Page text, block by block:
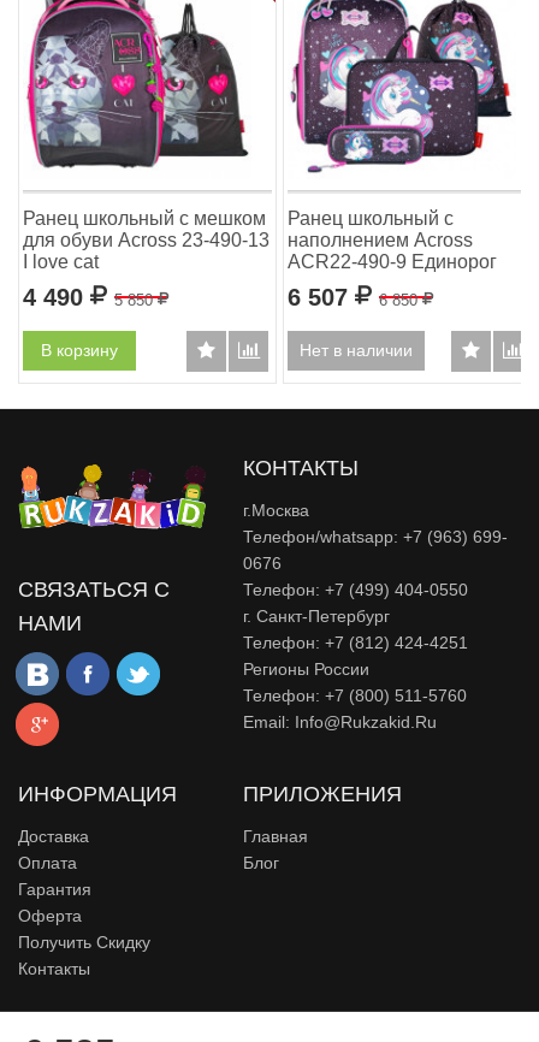
Ранец школьный с мешком
для обуви Across 23-490-13
I love cat
4 490 Р 5 850Р
В корзину
Ранец школьный с
наполнением Across
ACR22-490-9 Единорог
6 507 Р 6 850Р
Нет в наличии
СВЯЗАТЬСЯ С
НАМИ
КОНТАКТЫ
г.Москва
Телефон/whatsapp: +7 (963) 699-
0676
Телефон: +7 (499) 404-0550
г. Санкт-Петербург
Телефон: +7 (812) 424-4251
Регионы России
Телефон: +7 (800) 511-5760
Email: Info@rukzakid.ru
ИНФОРМАЦИЯ
Доставка
Оплата
Гарантия
Оферта
Получить Скидку
Контакты
ПРИЛОЖЕНИЯ
Главная
Блог